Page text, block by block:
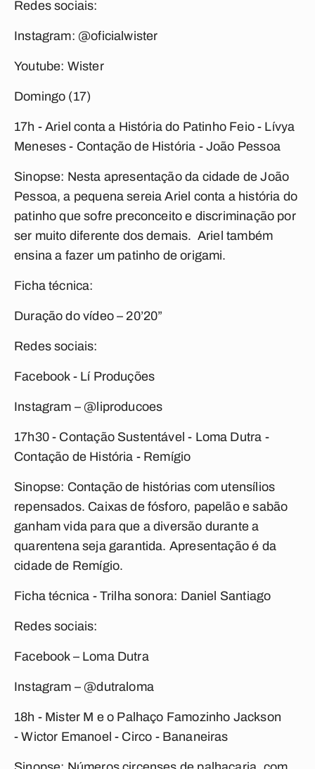
Redes sociais:
Instagram: @oficialwister
Youtube: Wister
Domingo (17)
17h - Ariel conta a História do Patinho Feio - Lívya
Meneses - Contação de História - João Pessoa
Sinopse: Nesta apresentação da cidade de João
Pessoa, a pequena sereia Ariel conta a história do
patinho que sofre preconceito e discriminação por
ser muito diferente dos demais. Ariel também
ensina a fazer um patinho de origami.
Ficha técnica:
Duração do vídeo – 20’20”
Redes sociais:
Facebook - Lí Produções
Instagram – @liproducoes
17h30 - Contação Sustentável - Loma Dutra -
Contação de História - Remígio
Sinopse: Contação de histórias com utensílios
repensados. Caixas de fósforo, papelão e sabão
ganham vida para que a diversão durante a
quarentena seja garantida. Apresentação é da
cidade de Remígio.
Ficha técnica - Trilha sonora: Daniel Santiago
Redes sociais:
Facebook – Loma Dutra
Instagram – @dutraloma
18h - Mister M e o Palhaço Famozinho Jackson
-Wictor Emanoel - Circo - Bananeiras